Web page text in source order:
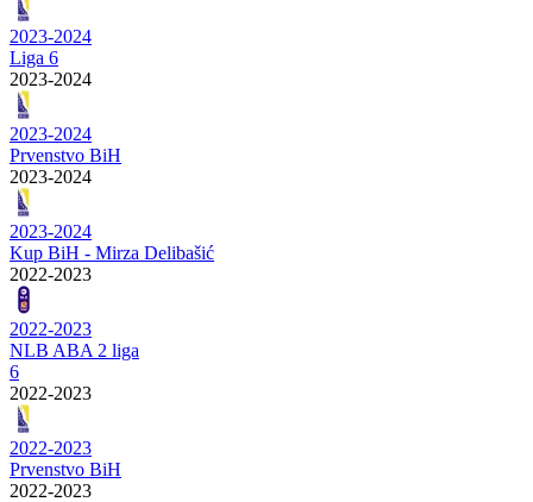
2023-2024
Liga 6
2023-2024
2023-2024
Prvenstvo BiH
2023-2024
2023-2024
Kup BiH - Mirza Delibašić
2022-2023
2022-2023
NLB ABA 2 liga
6
2022-2023
2022-2023
Prvenstvo BiH
2022-2023